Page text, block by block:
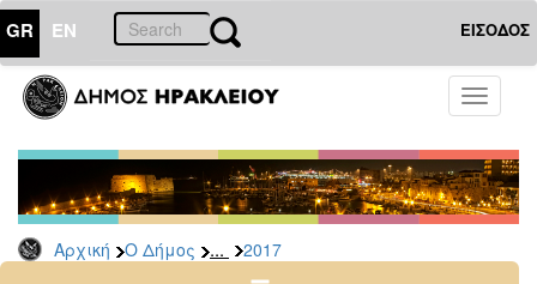
GR EN ΕΙΣΟΔΟΣ
Toggle
Αρχική Ο Δήμος ... 2017
ΔΗΜΟΣ
Δελτία
Τύπου
Αρχείο
2026